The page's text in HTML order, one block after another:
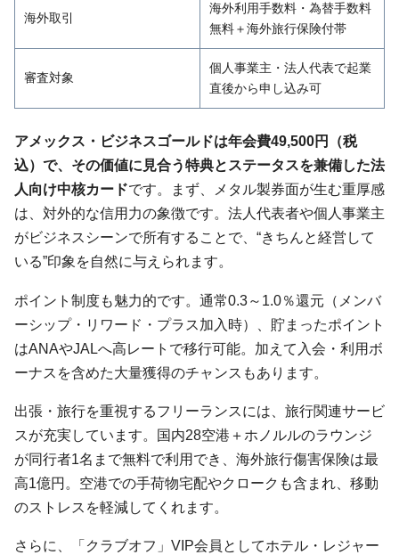
海外取引
海外利用手数料・為替手数料
無料＋海外旅行保険付帯
審査対象
個人事業主・法人代表で起業
直後から申し込み可
アメックス・ビジネスゴールドは年会費49,500円（税
込）で、その価値に見合う特典とステータスを兼備した法
人向け中核カードです。まず、メタル製券面が生む重厚感
は、対外的な信用力の象徴です。法人代表者や個人事業主
がビジネスシーンで所有することで、“きちんと経営して
いる”印象を自然に与えられます。
ポイント制度も魅力的です。通常0.3～1.0％還元（メンバ
ーシップ・リワード・プラス加入時）、貯まったポイント
はANAやJALへ高レートで移行可能。加えて入会・利用ボ
ーナスを含めた大量獲得のチャンスもあります。
出張・旅行を重視するフリーランスには、旅行関連サービ
スが充実しています。国内28空港＋ホノルルのラウンジ
が同行者1名まで無料で利用でき、海外旅行傷害保険は最
高1億円。空港での手荷物宅配やクロークも含まれ、移動
のストレスを軽減してくれます。
さらに、「クラブオフ」VIP会員としてホテル・レジャー